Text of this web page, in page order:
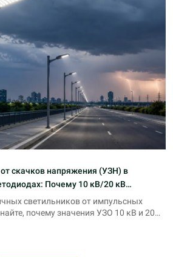
скачков напряжения (УЗН) в
Почему 10 кВ/20 кВ
тендеров
светильников от импульсных
почему значения УЗО 10 кВ и 20